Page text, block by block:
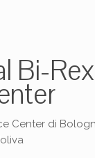
Bi-Rex
Center di